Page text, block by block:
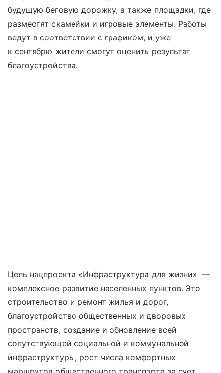
будущую беговую дорожку, а также площадки, где
разместят скамейки и игровые элементы. Работы
ведут в соответствии с графиком, и уже
к сентябрю жители смогут оценить результат
благоустройства.
Цель нацпроекта «Инфраструктура для жизни» —
комплексное развитие населенных пунктов. Это
строительство и ремонт жилья и дорог,
благоустройство общественных и дворовых
пространств, создание и обновление всей
сопутствующей социальной и коммунальной
инфраструктуры, рост числа комфортных
маршрутов общественного транспорта за счет